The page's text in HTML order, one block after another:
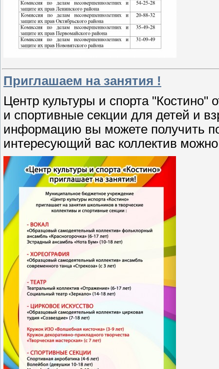
Приглашаем на занятия !
Центр культуры и спорта "Костино"
и спортивные секции для детей и
информацию вы можете получить
интересующий вас коллектив